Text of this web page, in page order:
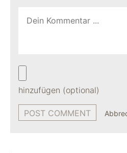
hinzufügen (optional)